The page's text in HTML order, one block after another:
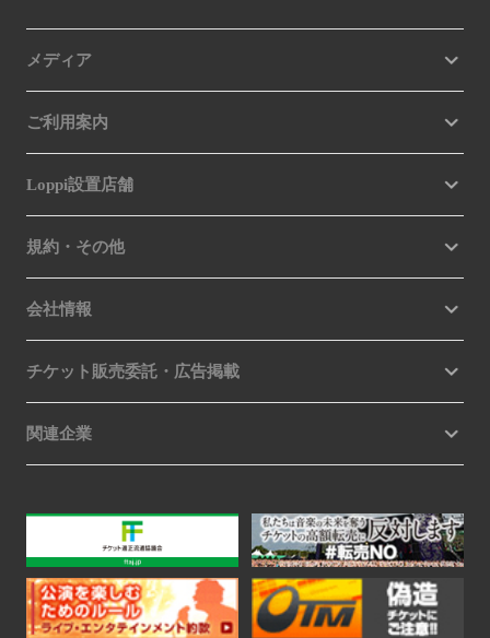
メディア
ご利用案内
Loppi設置店舗
規約・その他
会社情報
チケット販売委託・広告掲載
関連企業